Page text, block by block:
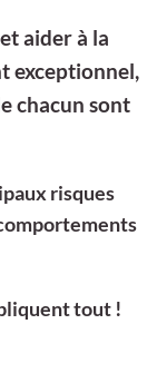
aider à la
exceptionnel,
chacun sont
risques
tout !